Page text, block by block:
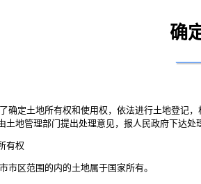
确
定土地所有权和使用权，依法进行土地登记，
土地管理部门提出处理意见，报人民政府下达处
有权
区范围的内的土地属于国家所有。